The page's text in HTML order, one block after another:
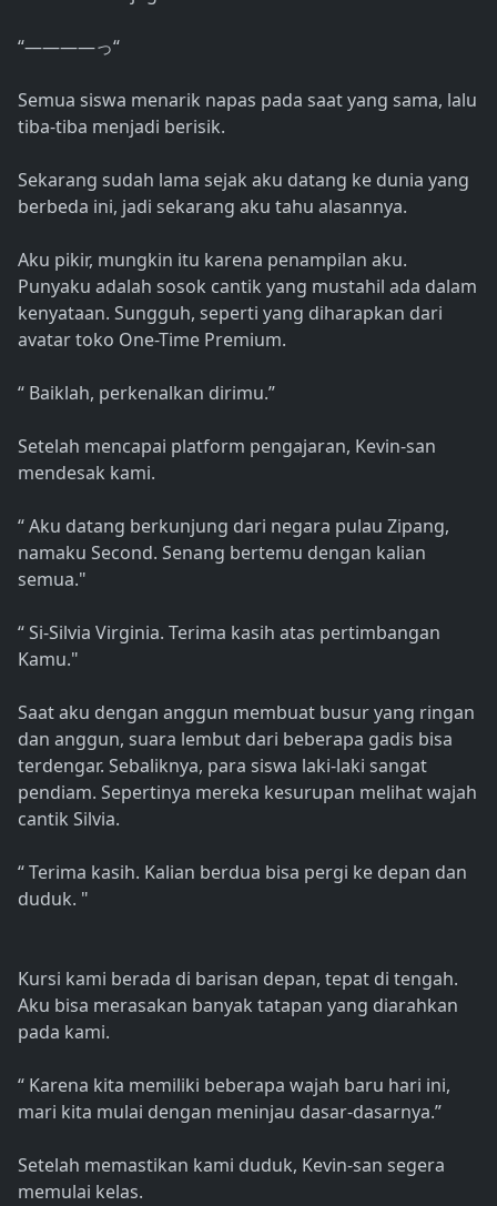
“――――っ“
Semua siswa menarik napas pada saat yang sama, lalu
tiba-tiba menjadi berisik.
Sekarang sudah lama sejak aku datang ke dunia yang
berbeda ini, jadi sekarang aku tahu alasannya.
Aku pikir, mungkin itu karena penampilan aku.
Punyaku adalah sosok cantik yang mustahil ada dalam
kenyataan. Sungguh, seperti yang diharapkan dari
avatar toko One-Time Premium.
“ Baiklah, perkenalkan dirimu.”
Setelah mencapai platform pengajaran, Kevin-san
mendesak kami.
“ Aku datang berkunjung dari negara pulau Zipang,
namaku Second. Senang bertemu dengan kalian
semua."
“ Si-Silvia Virginia. Terima kasih atas pertimbangan
Kamu."
Saat aku dengan anggun membuat busur yang ringan
dan anggun, suara lembut dari beberapa gadis bisa
terdengar. Sebaliknya, para siswa laki-laki sangat
pendiam. Sepertinya mereka kesurupan melihat wajah
cantik Silvia.
“ Terima kasih. Kalian berdua bisa pergi ke depan dan
duduk. "
Kursi kami berada di barisan depan, tepat di tengah.
Aku bisa merasakan banyak tatapan yang diarahkan
pada kami.
“ Karena kita memiliki beberapa wajah baru hari ini,
mari kita mulai dengan meninjau dasar-dasarnya.”
Setelah memastikan kami duduk, Kevin-san segera
memulai kelas.